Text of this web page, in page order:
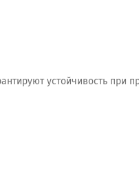
устойчивость при